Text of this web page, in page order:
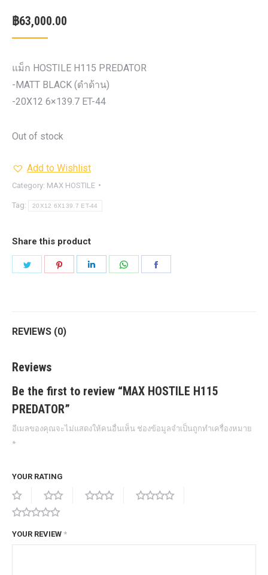
฿63,000.00
แม็ก HOSTILE H115 PREDATOR
-MATT BLACK (ดำด้าน)
-20X12 6×139.7 ET-44
Out of stock
Add to Wishlist
Category: MAX HOSTILE
Tag: 20X12 6X139.7 ET-44
Share this product
REVIEWS (0)
Reviews
Be the first to review “MAX HOSTILE H115
PREDATOR”
อีเมลของคุณจะไม่แสดงให้คนอื่นเห็น ช่องข้อมูลจำเป็นถูกทำเครื่องหมาย
*
YOUR RATING
YOUR REVIEW *